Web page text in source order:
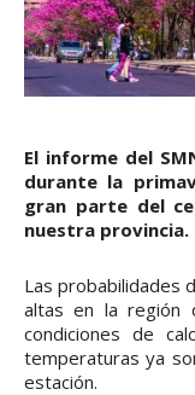
El informe del
durante la
gran parte del
nuestra provincia.
Las probabilidades
altas en la región
condiciones de
temperaturas ya
estación.